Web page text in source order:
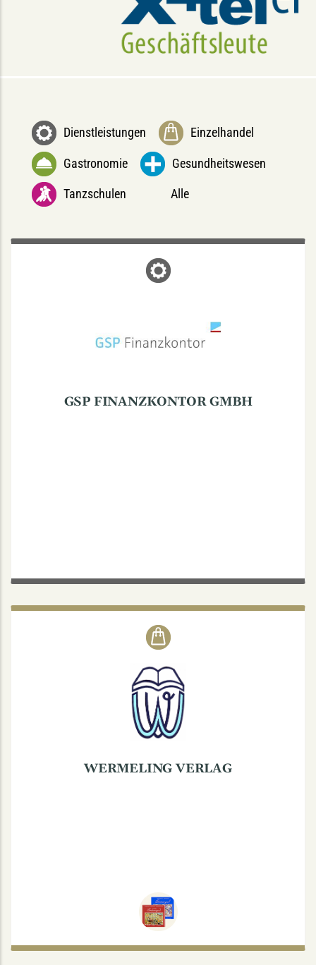
Dienstleistungen Einzelhandel
Gastronomie Gesundheitswesen
Tanzschulen Alle
GSP FINANZKONTOR GMBH
GSP FINANZKONTOR GMBH
tel +49(0)251.397766-0
fax +49(0)251.397766-22
WERMELING VERLAG
WERMELING VERLAG
Wermelingstraße 27, 48147 Münster
Wermeling Verlag Dorothée Kerstiens
Tel.: 0251 380 17 78
www.grotemeyer-das-buch.de